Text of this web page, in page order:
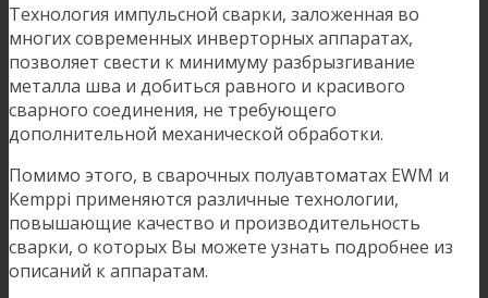
Технология импульсной сварки, заложенная во
многих современных инверторных аппаратах,
позволяет свести к минимуму разбрызгивание
металла шва и добиться равного и красивого
сварного соединения, не требующего
дополнительной механической обработки.
Помимо этого, в сварочных полуавтоматах EWM и
Kemppi применяются различные технологии,
повышающие качество и производительность
сварки, о которых Вы можете узнать подробнее из
описаний к аппаратам.